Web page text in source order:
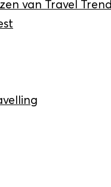
van Travel Trend